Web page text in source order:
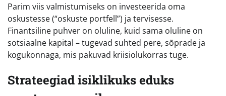
Parim viis valmistumiseks on investeerida oma
oskustesse (“oskuste portfell”) ja tervisesse.
Finantsiline puhver on oluline, kuid sama oluline on
sotsiaalne kapital – tugevad suhted pere, sõprade ja
kogukonnaga, mis pakuvad kriisiolukorras tuge.
Strateegiad isiklikuks eduks